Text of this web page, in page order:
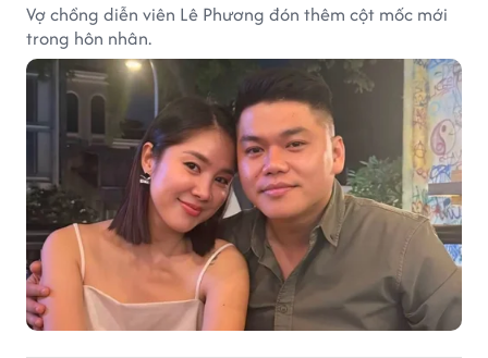
Vợ chồng diễn viên Lê Phương đón thêm cột mốc mới
trong hôn nhân.